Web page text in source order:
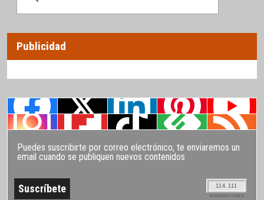
Publicidad
Puedes suscribirte por correo electrónico, te enviaremos un
email cuando se publiquen nuevos contenidos
114.111
SUSCRIPTORES